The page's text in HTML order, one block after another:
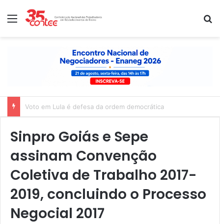
Menu
Nota de solidariedade ao povo venezuelano
Sinpro Goiás e Sepe
assinam Convenção
Coletiva de Trabalho 2017-
2019, concluindo o Processo
Negocial 2017